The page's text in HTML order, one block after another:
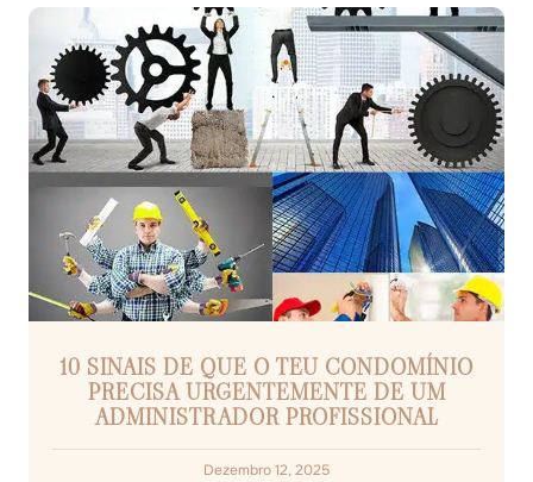
10 SINAIS DE QUE O TEU CONDOMÍNIO
PRECISA URGENTEMENTE DE UM
ADMINISTRADOR PROFISSIONAL
Dezembro 12, 2025